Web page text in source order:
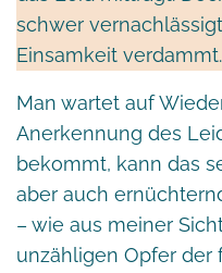
schwer
Einsamkeit verdammt.
Man wartet auf
Anerkennung des
bekommt, kann das
aber auch
– wie aus meiner
unzähligen Opfer der